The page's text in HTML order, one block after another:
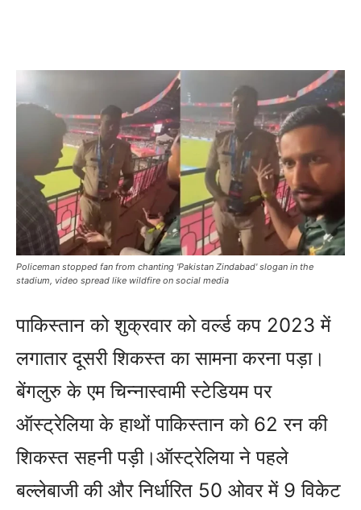
Policeman stopped fan from chanting 'Pakistan Zindabad' slogan in the
stadium, video spread like wildfire on social media
पाकिस्‍तान को शुक्रवार को वर्ल्‍ड कप 2023 में
लगातार दूसरी शिकस्‍त का सामना करना पड़ा।
बेंगलुरु के एम चिन्‍नास्‍वामी स्‍टेडियम पर
ऑस्‍ट्रेलिया के हाथों पाकिस्‍तान को 62 रन की
शिकस्‍त सहनी पड़ी।ऑस्‍ट्रेलिया ने पहले
बल्‍लेबाजी की और निर्धारित 50 ओवर में 9 विकेट